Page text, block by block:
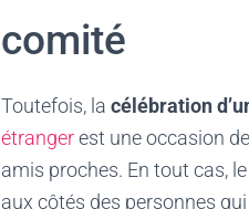
comité
Toutefois, la célébration
étrangerest une occasion
amis proches. En tout cas,
aux côtés des personnes